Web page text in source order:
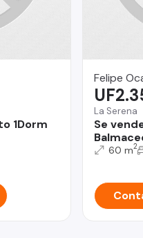
1Dorm
Felipe
La Serena
Se
60 m2